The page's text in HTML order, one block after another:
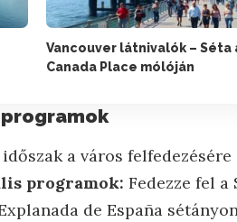
Vancouver látnivalók – Séta
Canada Place mólóján
a város
programok: Fedezze fel a
de España